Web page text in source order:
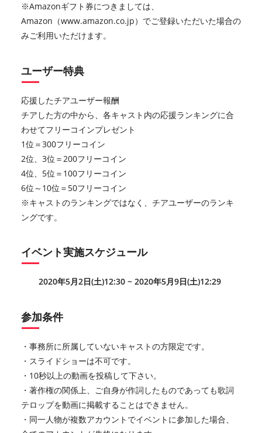
※Amazonギフト券につきましては、
Amazon（www.amazon.co.jp）でご登録いただいた場合の
みご利用いただけます。
ユーザー特典
応援したチアユーザー報酬
チアした方の中から、各キャスト内の応援ランキングに合
わせてフリーコインプレゼント
1位＝300フリーコイン
2位、3位＝200フリーコイン
4位、5位＝100フリーコイン
6位～10位＝50フリーコイン
※キャストのランキングではなく、チアユーザーのランキ
ングです。
イベント実施スケジュール
2020年5月2日(土)12:30 ~ 2020年5月9日(土)12:29
参加条件
・事務所に所属していないキャストの方限定です。
・スライドショーは不可です。
・10秒以上の動画を投稿して下さい。
・著作権の関係上、ご自身が作詞したものであっても歌詞
テロップを動画に掲載することはできません。
・同一人物が複数アカウントでイベントに参加した場合、